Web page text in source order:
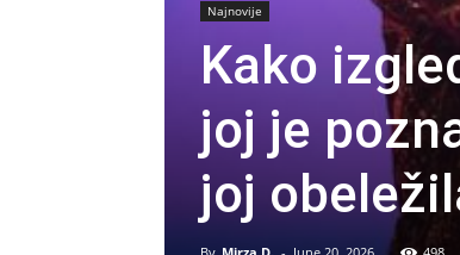
Najnovije
Kako
joj je
joj